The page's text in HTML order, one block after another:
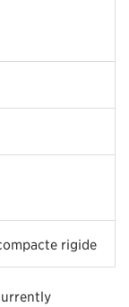
rigide